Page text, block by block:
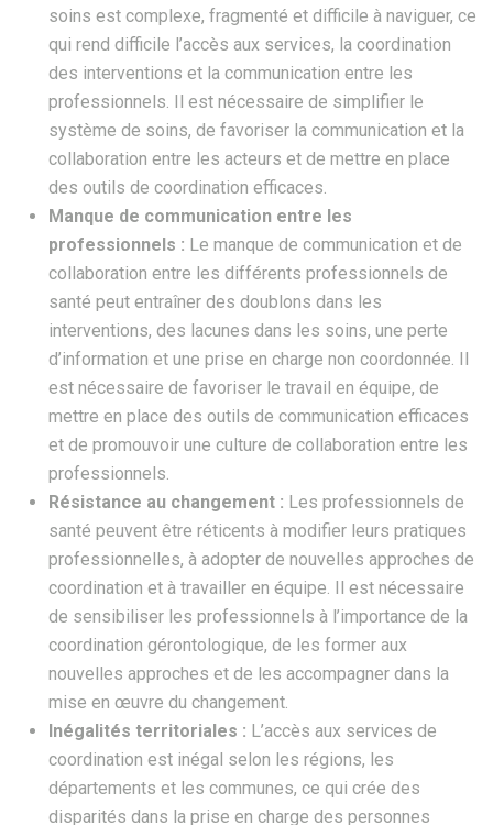
soins est complexe, fragmenté et difficile à naviguer, ce
qui rend difficile l’accès aux services, la coordination
des interventions et la communication entre les
professionnels. Il est nécessaire de simplifier le
système de soins, de favoriser la communication et la
collaboration entre les acteurs et de mettre en place
des outils de coordination efficaces.
Manque de communication entre les
professionnels : Le manque de communication et de
collaboration entre les différents professionnels de
santé peut entraîner des doublons dans les
interventions, des lacunes dans les soins, une perte
d’information et une prise en charge non coordonnée. Il
est nécessaire de favoriser le travail en équipe, de
mettre en place des outils de communication efficaces
et de promouvoir une culture de collaboration entre les
professionnels.
Résistance au changement : Les professionnels de
santé peuvent être réticents à modifier leurs pratiques
professionnelles, à adopter de nouvelles approches de
coordination et à travailler en équipe. Il est nécessaire
de sensibiliser les professionnels à l’importance de la
coordination gérontologique, de les former aux
nouvelles approches et de les accompagner dans la
mise en œuvre du changement.
Inégalités territoriales : L’accès aux services de
coordination est inégal selon les régions, les
départements et les communes, ce qui crée des
disparités dans la prise en charge des personnes